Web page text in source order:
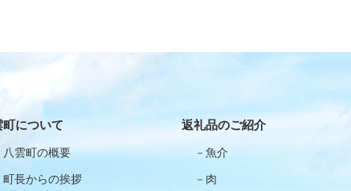
町について
八雲町の概要
町長からの挨拶
返礼品のご紹介
魚介
肉